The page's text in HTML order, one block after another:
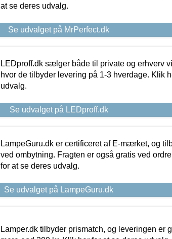
at se deres udvalg.
Se udvalget på MrPerfect.dk
LEDproff.dk sælger både til private og erhverv
hvor de tilbyder levering på 1-3 hverdage. Klik
udvalg.
Se udvalget på LEDproff.dk
LampeGuru.dk er certificeret af E-mærket, og
ved ombytning. Fragten er også gratis ved
for at se deres udvalg.
Se udvalget på LampeGuru.dk
Lamper.dk tilbyder prismatch, og leveringen er